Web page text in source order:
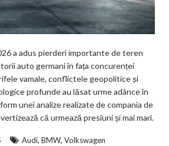
a adus pierderi importante de teren
auto germani în fața concurenței
vamale, conflictele geopolitice și
profunde au lăsat urme adânce în
unei analize realizate de compania de
că urmează presiuni și mai mari.
Audi, BMW, Volkswagen